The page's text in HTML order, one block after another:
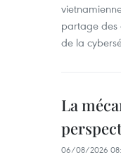
partage des
de la
La
06/08/2026